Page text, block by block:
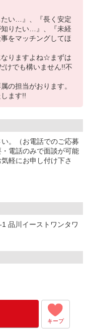
たい…』、『長く安定
りたい…』、『未経
をマッチングしてほ
なりますよね☆まずは
けでも構いません!!不
の担当がおります。
ます!!
。（お電話でのご応募
電話のみで面談が可能
軽にお申し付け下さ
品川イーストワンタワ
キープ